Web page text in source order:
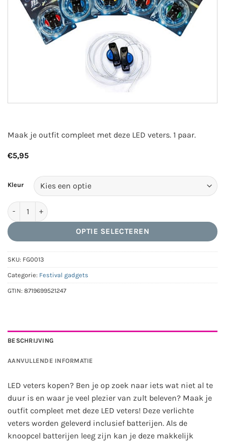
Maak je outfit compleet met deze LED veters. 1 paar.
€5,95
Kleur
LED veters | Diverse kleuren aantal
OPTIE SELECTEREN
SKU: FG0013
Categorie: Festival gadgets
GTIN: 8719699521247
BESCHRIJVING
AANVULLENDE INFORMATIE
LED veters kopen? Ben je op zoek naar iets wat niet al te
duur is en waar je veel plezier van zult beleven? Maak je
outfit compleet met deze LED veters! Deze verlichte
veters worden geleverd inclusief batterijen. Als de
knoopcel batterijen leeg zijn kan je deze makkelijk